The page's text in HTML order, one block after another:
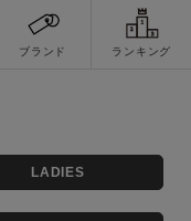
ブランド ランキング
LADIES